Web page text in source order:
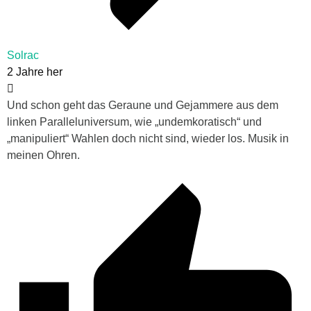
Solrac
2 Jahre her
Und schon geht das Geraune und Gejammere aus dem
linken Paralleluniversum, wie „undemkoratisch“ und
„manipuliert“ Wahlen doch nicht sind, wieder los. Musik in
meinen Ohren.